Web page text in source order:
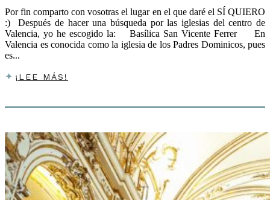
Por fin comparto con vosotras el lugar en el que daré el SÍ QUIERO
:) Después de hacer una búsqueda por las iglesias del centro de
Valencia, yo he escogido la: Basílica San Vicente Ferrer En
Valencia es conocida como la iglesia de los Padres Dominicos, pues
es...
¡LEE MÁS!